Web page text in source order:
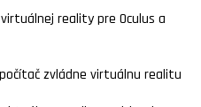
reality pre Oculus a
zvládne virtuálnu realitu